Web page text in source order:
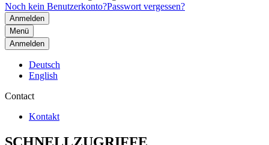
Noch kein Benutzerkonto?Passwort vergessen?
Menü
Anmelden
Deutsch
English
Contact
Kontakt
SCHNELLZUGRIFFE